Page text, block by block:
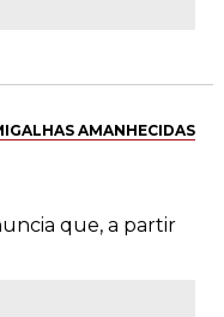
AMANHECIDAS
que, a partir